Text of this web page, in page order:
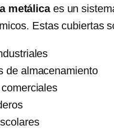
metálicaes un
Estas cubiertas
de almacenamiento